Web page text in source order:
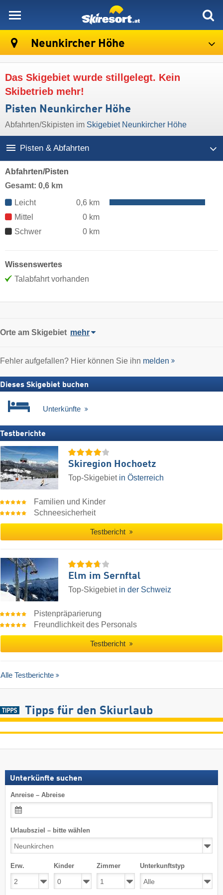
Neunkircher Höhe
Das Skigebiet wurde stillgelegt. Kein
Skibetrieb mehr!
Pisten Neunkircher Höhe
Abfahrten/Skipisten im Skigebiet Neunkircher Höhe
Pisten & Abfahrten
Abfahrten/Pisten
Gesamt: 0,6 km
Leicht
0,6 km
Mittel
0 km
Schwer
0 km
Wissenswertes
Talabfahrt vorhanden
Orte am Skigebiet mehr
Fehler aufgefallen? Hier können Sie ihn melden
Dieses Skigebiet buchen
Unterkünfte
Testberichte
Skiregion Hochoetz
Top-Skigebiet in Österreich
Familien und Kinder
Schneesicherheit
Testbericht
Elm im Sernftal
Top-Skigebiet in der Schweiz
Pistenpräparierung
Freundlichkeit des Personals
Testbericht
Alle Testberichte
Tipps für den Skiurlaub
Unterkünfte suchen
Anreise – Abreise
Urlaubsziel – bitte wählen
Erw. Kinder Zimmer Unterkunftstyp